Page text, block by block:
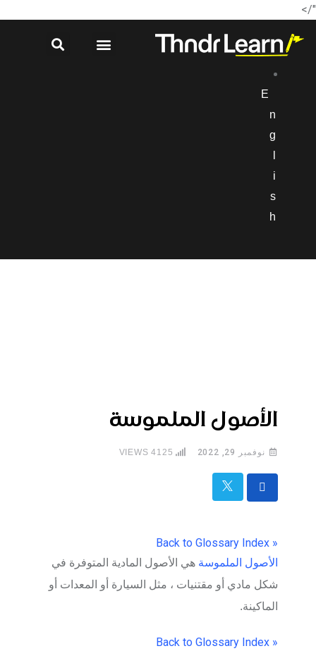
"/>
E
n
g
i
s
h
الأصول الملموسة
نوفمبر 29, 2022 4125
VIEWS
« Back to Glossary Index
الأصول الملموسة هي الأصول المادية المتوفرة في
شكل مادي أو مقتنيات ، مثل السيارة أو المعدات أو
الماكينة.
« Back to Glossary Index